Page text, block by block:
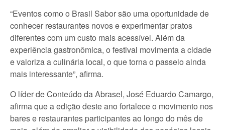
“Eventos como o Brasil Sabor são uma oportunidade de
conhecer restaurantes novos e experimentar pratos
diferentes com um custo mais acessível. Além da
experiência gastronômica, o festival movimenta a cidade
e valoriza a culinária local, o que torna o passeio ainda
mais interessante”, afirma.
O líder de Conteúdo da Abrasel, José Eduardo Camargo,
afirma que a edição deste ano fortalece o movimento nos
bares e restaurantes participantes ao longo do mês de